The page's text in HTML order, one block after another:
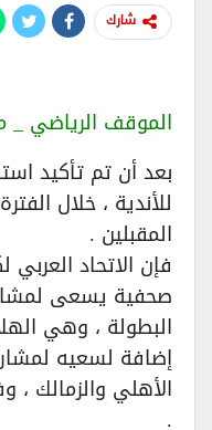
شارك
الموقف الرياضي _
بعد أن تم تأكيد
المقبلين .
فإن الاتحاد
البطولة ، وهي
إضافة لسعيه
الأهلي والزمالك ،